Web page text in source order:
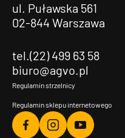
ul. Puławska 561
02-844 Warszawa
tel.(22) 499 63 58
biuro@agvo.pl
Regulamin strzelnicy
Regulamin sklepu internetowego
Agvo
Agvo
Agvo